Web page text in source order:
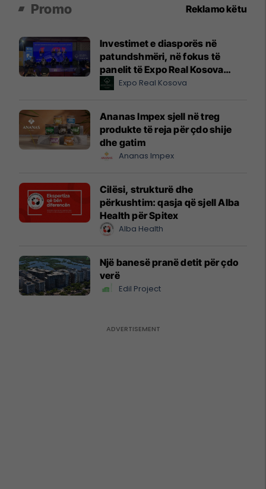
Promo Reklamo këtu
Investimet e diasporës në
patundshmëri, në fokus të
panelit të Expo Real Kosova
2026Expo Real Kosova
Ananas Impex sjell në treg
produkte të reja për çdo shije
dhe gatim
Ananas Impex
Cilësi, strukturë dhe
përkushtim: qasja që sjell Alba
Health për Spitex
Alba Health
Një banesë pranë detit për çdo
verë
Edil Project